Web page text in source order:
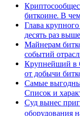
биткоине. В
Глава
десять раз
Майнерам
событий
Крупнейший в
от добычи
Самые
Список и
Суд вынес
оборудования